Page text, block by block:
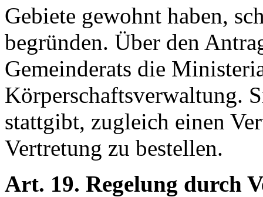
Gebiete gewohnt haben,
begründen. Über den
Gemeinderats die
Körperschaftsverwaltung.
stattgibt, zugleich einen
Vertretung zu bestellen.
Art. 19. Regelung durch